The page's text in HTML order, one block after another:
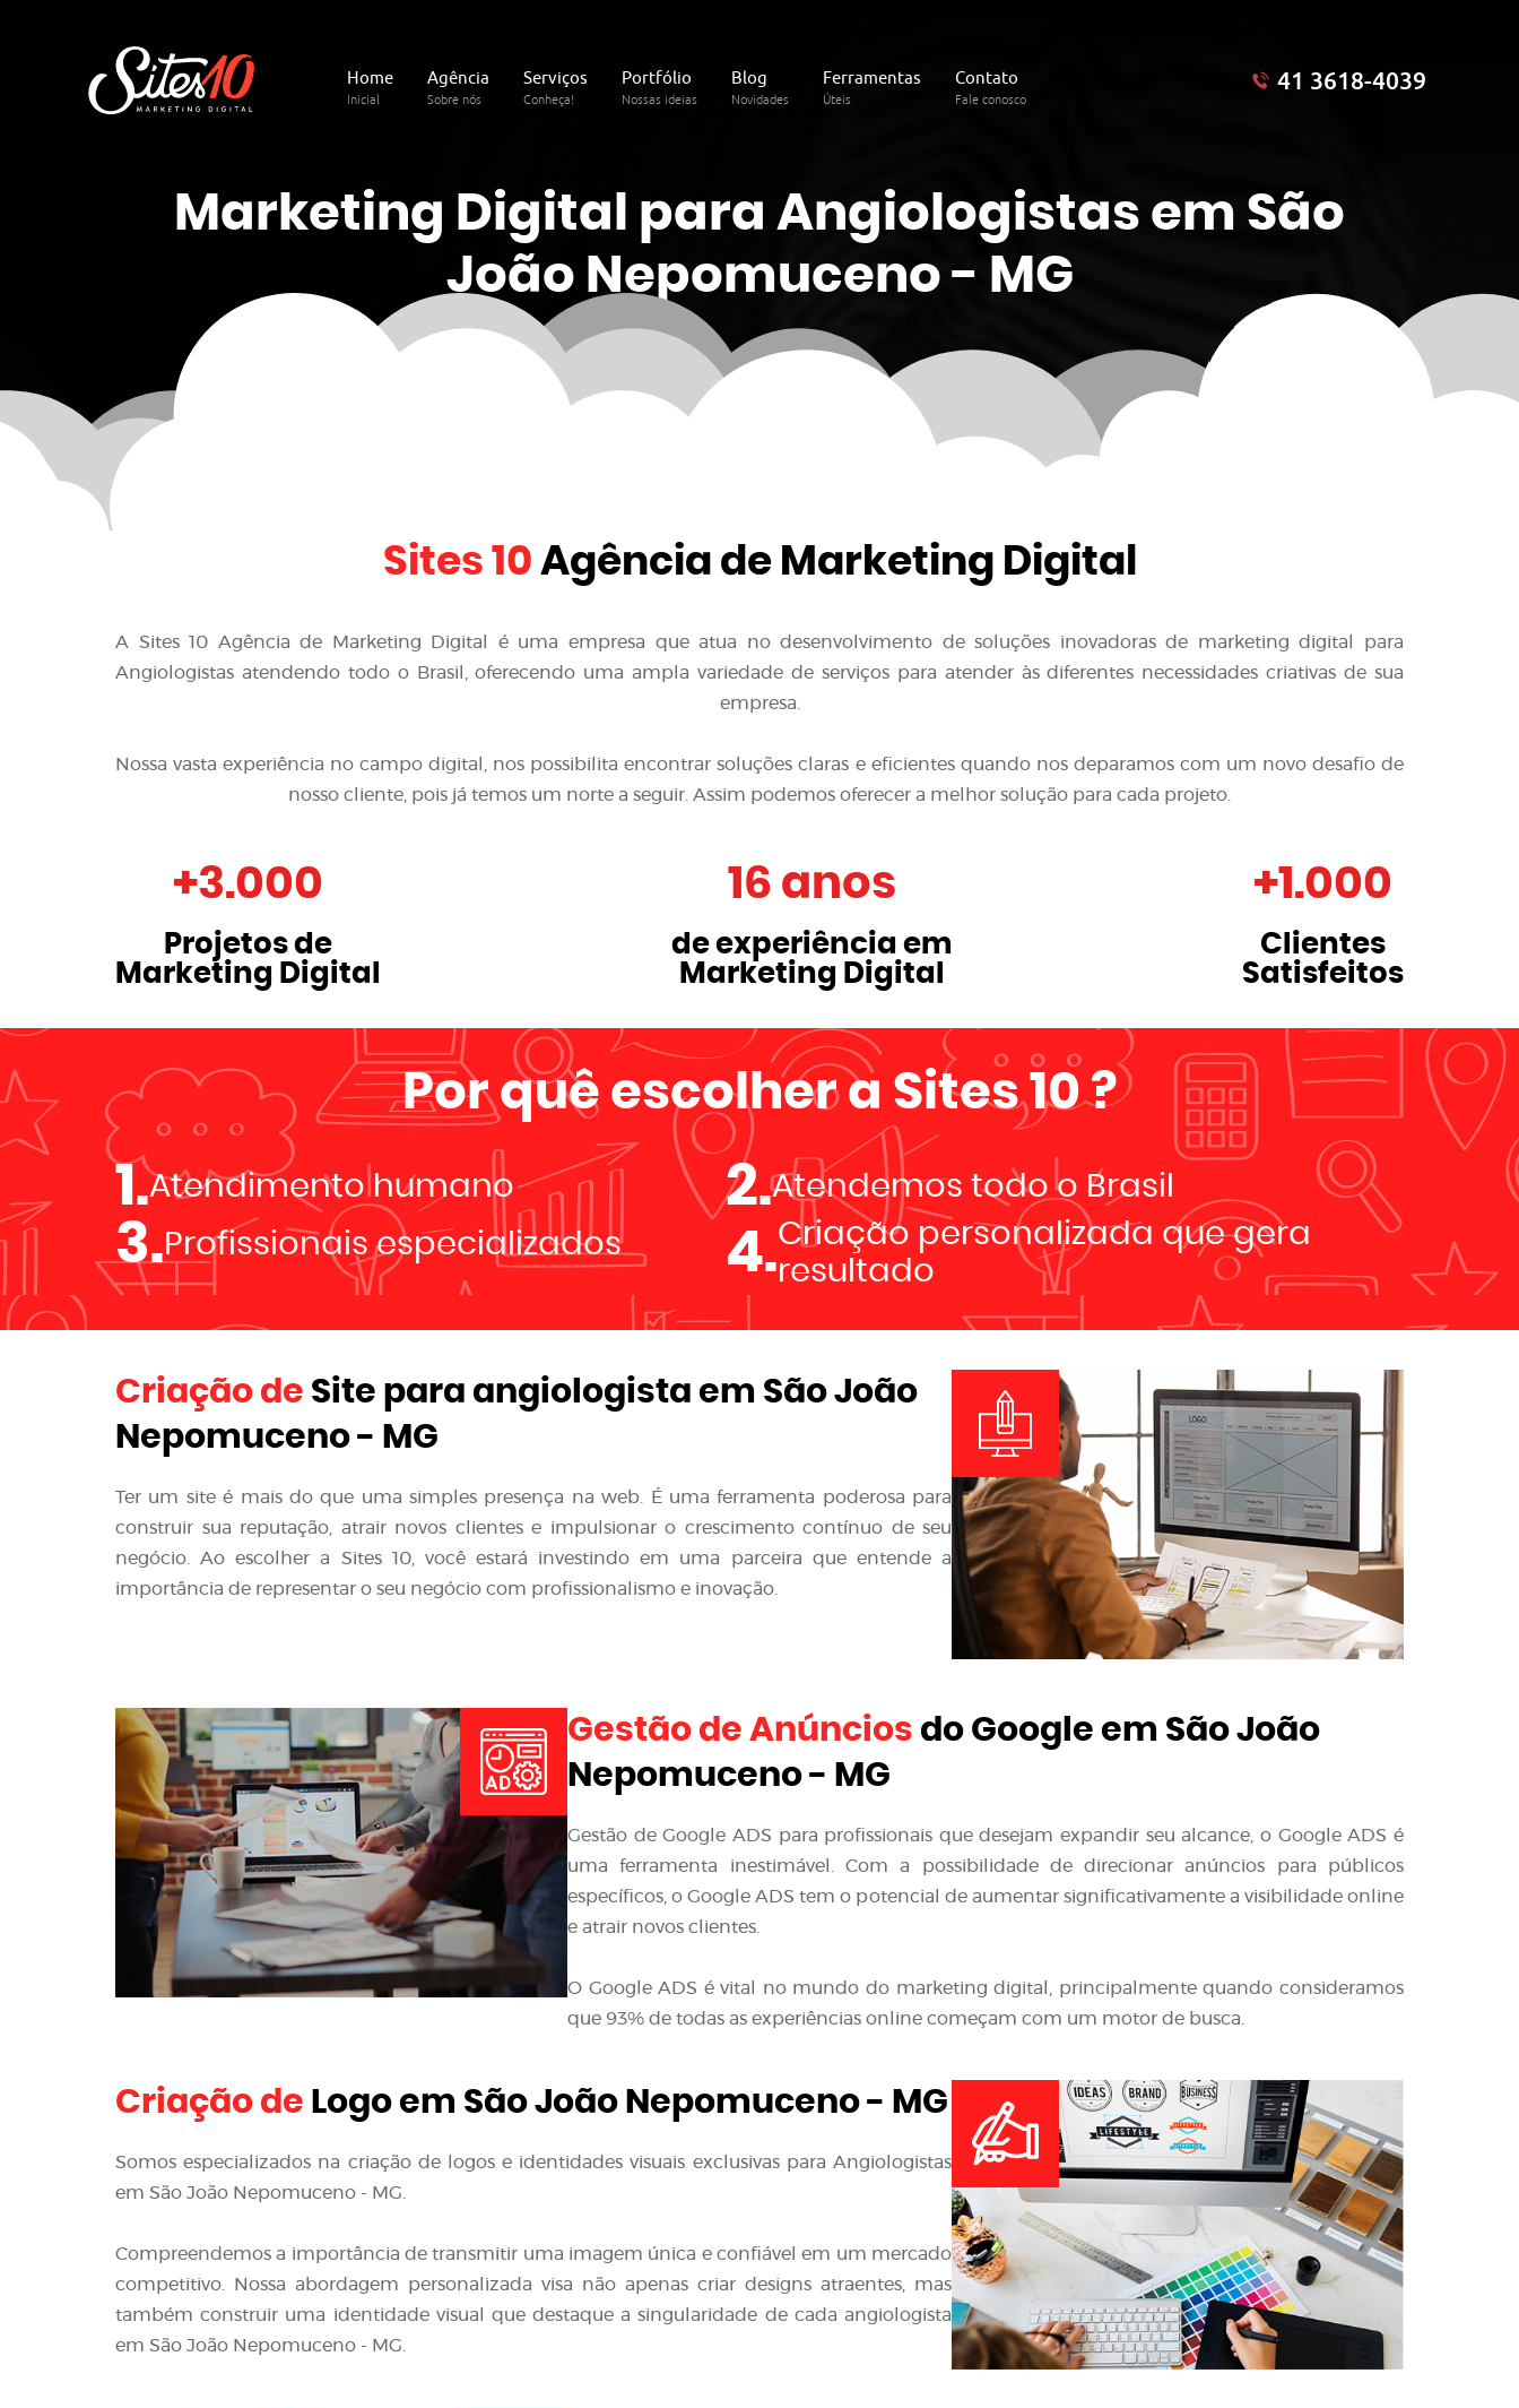
Home
Inicial
Agência
Sobre nós
Serviços
Conheça!
Portfólio
Nossas ideias
Blog
Novidades
Ferramentas
Úteis
Contato
Fale conosco
41 3618-4039
Marketing Digital para Angiologistas em São
João Nepomuceno - MG
Sites 10 Agência de Marketing Digital
A Sites 10 Agência de Marketing Digital é uma empresa que atua no desenvolvimento de soluções inovadoras de marketing digital para
Angiologistas atendendo todo o Brasil, oferecendo uma ampla variedade de serviços para atender às diferentes necessidades criativas de sua
empresa.
Nossa vasta experiência no campo digital, nos possibilita encontrar soluções claras e eficientes quando nos deparamos com um novo desafio de
nosso cliente, pois já temos um norte a seguir. Assim podemos oferecer a melhor solução para cada projeto.
+3.000
Projetos de
Marketing Digital
16 anos
de experiência em
Marketing Digital
+1.000
Clientes
Satisfeitos
Por quê escolher a Sites 10 ?
1.Atendimento humano 2.Atendemos todo o Brasil
3.Profissionais especializados 4.Criação personalizada que gera
resultado
Criação de Site para angiologista em São João
Nepomuceno - MG
Ter um site é mais do que uma simples presença na web. É uma ferramenta poderosa para
construir sua reputação, atrair novos clientes e impulsionar o crescimento contínuo de seu
negócio. Ao escolher a Sites 10, você estará investindo em uma parceira que entende a
importância de representar o seu negócio com profissionalismo e inovação.
Gestão de Anúncios do Google em São João
Nepomuceno - MG
Gestão de Google ADS para profissionais que desejam expandir seu alcance, o Google ADS é
uma ferramenta inestimável. Com a possibilidade de direcionar anúncios para públicos
específicos, o Google ADS tem o potencial de aumentar significativamente a visibilidade online
e atrair novos clientes.
O Google ADS é vital no mundo do marketing digital, principalmente quando consideramos
que 93% de todas as experiências online começam com um motor de busca.
Criação de Logo em São João Nepomuceno - MG
Somos especializados na criação de logos e identidades visuais exclusivas para Angiologistas
em São João Nepomuceno - MG.
Compreendemos a importância de transmitir uma imagem única e confiável em um mercado
competitivo. Nossa abordagem personalizada visa não apenas criar designs atraentes, mas
também construir uma identidade visual que destaque a singularidade de cada angiologista
em São João Nepomuceno - MG.